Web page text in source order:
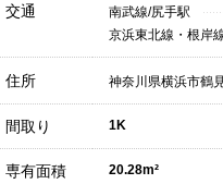
交通
南武線/尻手駅
京浜東北線・根岸
住所 神奈川県横浜市鶴
間取り 1K
専有面積 20.28m²